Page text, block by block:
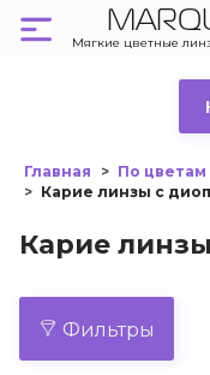
Мягкие цветные
Главная По цветам
Карие линзы с
Карие
Фильтры